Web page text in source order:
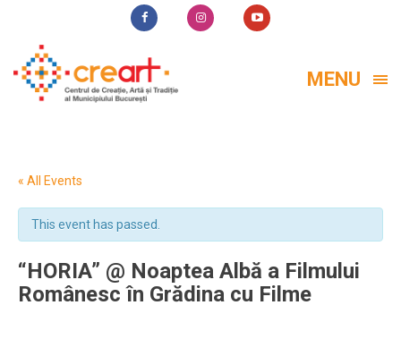
MENU
« All Events
This event has passed.
“HORIA” @ Noaptea Albă a Filmului
Românesc în Grădina cu Filme